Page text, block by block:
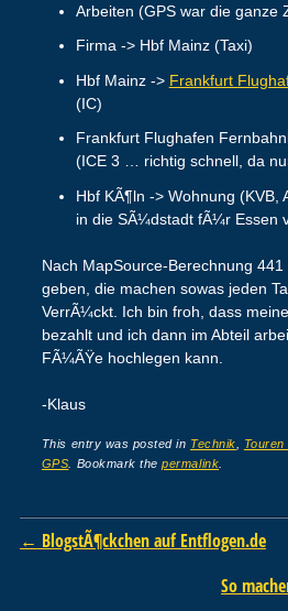
Arbeiten (GPS war die ganze
Firma -> Hbf Mainz (Taxi)
Hbf Mainz -> Frankfurt
(IC)
Frankfurt Flughafen
(ICE 3 … richtig schnell, da
Hbf KÃ¶ln -> Wohnung (KVB,
in die SÃ¼dstadt fÃ¼r Essen
Nach MapSource-Berechnung
geben, die machen sowas jeden
VerrÃ¼ckt. Ich bin froh, dass
bezahlt und ich dann im Abteil
FÃ¼ÃŸe hochlegen kann.
-Klaus
This entry was posted in Technik
GPS . Bookmark thepermalink
Post navigation
← BlogstÃ¶ckchen auf Entflogen.de
So